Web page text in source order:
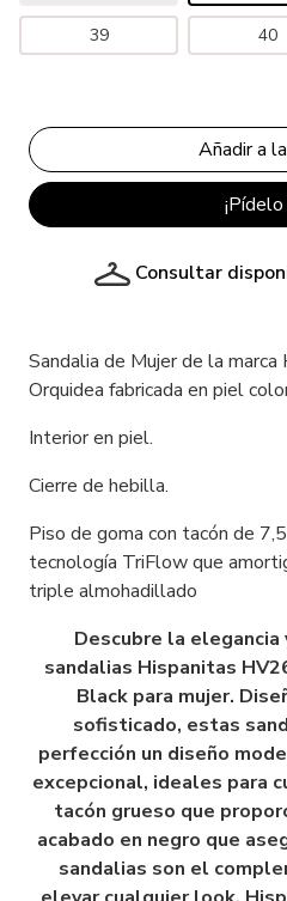
39 40
¡Pídelo
Consultar
Sandalia de Mujer de la
Orquidea fabricada en piel
Interior en piel.
Cierre de hebilla.
Piso de goma con tacón de
tecnología TriFlow que
triple almohadillado
Descubre la
sandalias Hispanitas
Black para mujer.
sofisticado, estas
perfección un diseño
excepcional, ideales para
tacón grueso que
acabado en negro que
sandalias son el